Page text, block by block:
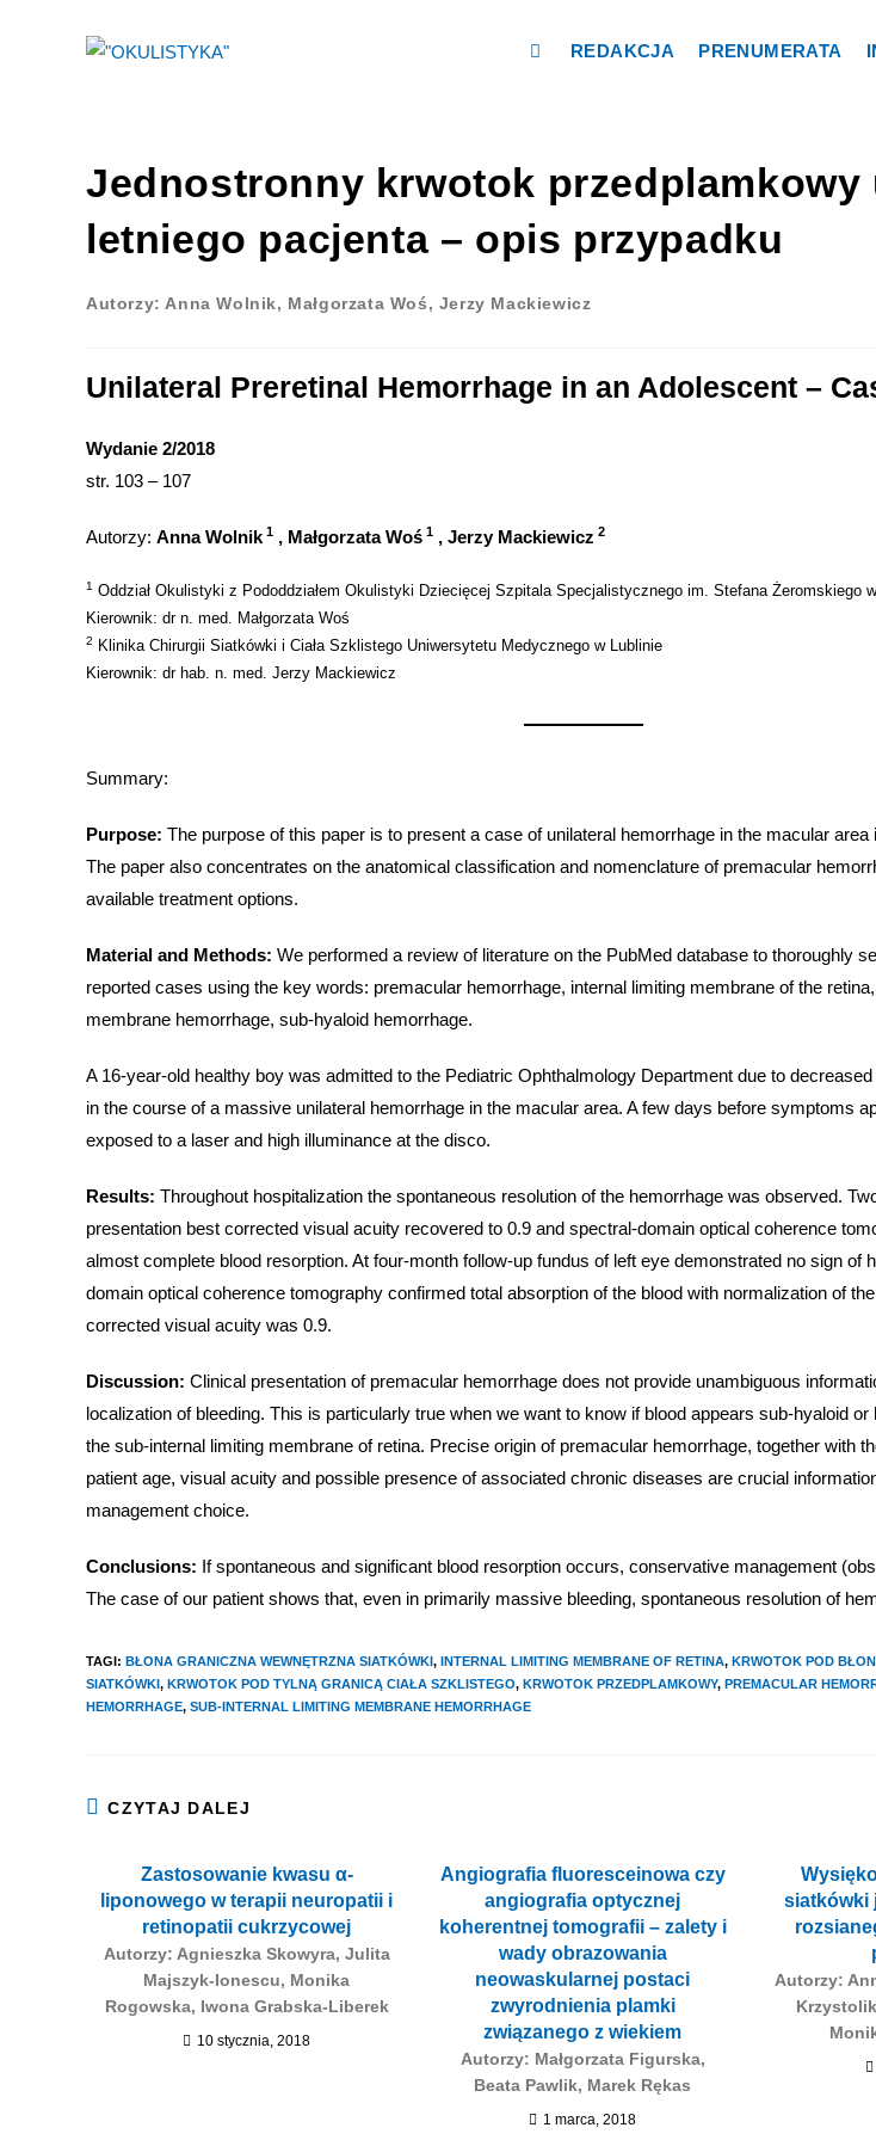
REDAKCJA PRENUMERATA
Jednostronny krwotok przedplamkowy
letniego pacjenta – opis przypadku
Autorzy: Anna Wolnik, Małgorzata Woś, Jerzy Mackiewicz
Unilateral Preretinal Hemorrhage in an Adolescent –
Wydanie 2/2018
str. 103 – 107
Autorzy: Anna Wolnik 1 , Małgorzata Woś 1 , Jerzy Mackiewicz 2
1 Oddział Okulistyki z Pododdziałem Okulistyki Dziecięcej Szpitala Specjalistycznego im. Stefana Żeromskiego
Kierownik: dr n. med. Małgorzata Woś
2
Klinika Chirurgii Siatkówki i Ciała Szklistego Uniwersytetu Medycznego w Lublinie
Kierownik: dr hab. n. med. Jerzy Mackiewicz
Summary:
Purpose: The purpose of this paper is to present a case of unilateral hemorrhage in the macular area
The paper also concentrates on the anatomical classification and nomenclature of premacular
available treatment options.
Material and Methods: We performed a review of literature on the PubMed database to thoroughly
reported cases using the key words: premacular hemorrhage, internal limiting membrane of the
membrane hemorrhage, sub-hyaloid hemorrhage.
A 16-year-old healthy boy was admitted to the Pediatric Ophthalmology Department due to
in the course of a massive unilateral hemorrhage in the macular area. A few days before symptoms
exposed to a laser and high illuminance at the disco.
Results: Throughout hospitalization the spontaneous resolution of the hemorrhage was observed.
presentation best corrected visual acuity recovered to 0.9 and spectral-domain optical coherence
almost complete blood resorption. At four-month follow-up fundus of left eye demonstrated no sign of
domain optical coherence tomography confirmed total absorption of the blood with normalization of
corrected visual acuity was 0.9.
Discussion: Clinical presentation of premacular hemorrhage does not provide unambiguous
localization of bleeding. This is particularly true when we want to know if blood appears sub-hyaloid or
the sub-internal limiting membrane of retina. Precise origin of premacular hemorrhage, together with
patient age, visual acuity and possible presence of associated chronic diseases are crucial
management choice.
Conclusions: If spontaneous and significant blood resorption occurs, conservative management
The case of our patient shows that, even in primarily massive bleeding, spontaneous resolution of
TAGI: BŁONA GRANICZNA WEWNĘTRZNA SIATKÓWKI, INTERNAL LIMITING MEMBRANE OF RETINA, KRWOTOK POD
SIATKÓWKI, KRWOTOK POD TYLNĄ GRANICĄ CIAŁA SZKLISTEGO, KRWOTOK PRZEDPLAMKOWY, PREMACULAR
HEMORRHAGE, SUB-INTERNAL LIMITING MEMBRANE HEMORRHAGE
CZYTAJ DALEJ
Zastosowanie kwasu α-
liponowego w terapii neuropatii i
retinopatii cukrzycowej
Autorzy: Agnieszka Skowyra, Julita
Majszyk-Ionescu, Monika
Rogowska, Iwona Grabska-Liberek
10 stycznia, 2018
Angiografia fluoresceinowa czy
angiografia optycznej
koherentnej tomografii – zalety i
wady obrazowania
neowaskularnej postaci
zwyrodnienia plamki
związanego z wiekiem
Autorzy: Małgorzata Figurska,
Beata Pawlik, Marek Rękas
1 marca, 2018
siatkówki
Autorzy: